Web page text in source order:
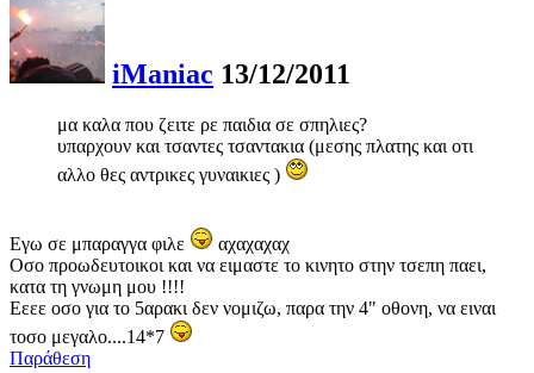
iManiac 13/12/2011
μα καλα που ζειτε ρε παιδια σε σπηλιες?
υπαρχουν και τσαντες τσαντακια (μεσης πλατης και οτι
αλλο θες αντρικες γυναικιες )
Εγω σε μπαραγγα φιλε
αχαχαχαχ
Οσο προωδευτοικοι και να ειμαστε το κινητο στην τσεπη παει,
κατα τη γνωμη μου !!!!
Εεεε οσο για το 5αρακι δεν νομιζω, παρα την 4" οθονη, να ειναι
τοσο μεγαλο....14*7
Παράθεση